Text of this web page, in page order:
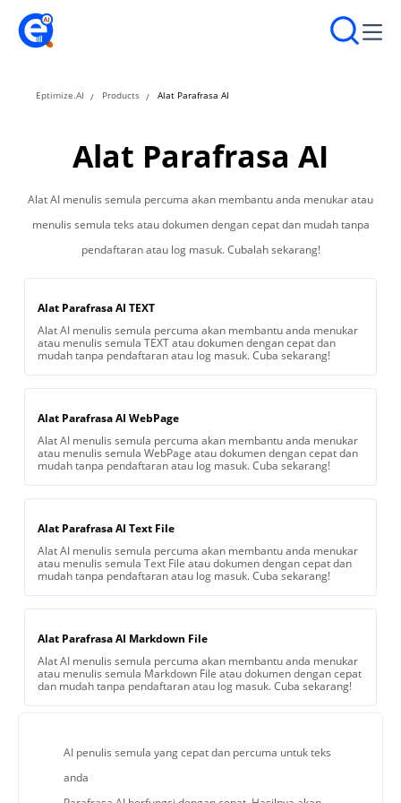
Eptimize.AI Products Alat Parafrasa AI
Alat Parafrasa AI
Alat AI menulis semula percuma akan membantu anda menukar atau
menulis semula teks atau dokumen dengan cepat dan mudah tanpa
pendaftaran atau log masuk. Cubalah sekarang!
Alat Parafrasa AI TEXT
Alat AI menulis semula percuma akan membantu anda menukar
atau menulis semula TEXT atau dokumen dengan cepat dan
mudah tanpa pendaftaran atau log masuk. Cuba sekarang!
Alat Parafrasa AI WebPage
Alat AI menulis semula percuma akan membantu anda menukar
atau menulis semula WebPage atau dokumen dengan cepat dan
mudah tanpa pendaftaran atau log masuk. Cuba sekarang!
Alat Parafrasa AI Text File
Alat AI menulis semula percuma akan membantu anda menukar
atau menulis semula Text File atau dokumen dengan cepat dan
mudah tanpa pendaftaran atau log masuk. Cuba sekarang!
Alat Parafrasa AI Markdown File
Alat AI menulis semula percuma akan membantu anda menukar
atau menulis semula Markdown File atau dokumen dengan cepat
dan mudah tanpa pendaftaran atau log masuk. Cuba sekarang!
AI penulis semula yang cepat dan percuma untuk teks
anda